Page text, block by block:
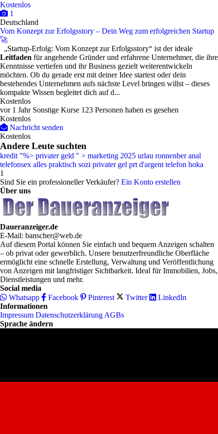
Kostenlos
1
Deutschland
Vom Konzept zur Erfolgsstory – Dein Weg zum erfolgreichen Startup
🚀
„Startup-Erfolg: Vom Konzept zur Erfolgsstory“ ist der ideale
Leitfaden für angehende Gründer und erfahrene Unternehmer, die ihre
Kenntnisse vertiefen und ihr Business gezielt weiterentwickeln
möchten. Ob du gerade erst mit deiner Idee startest oder dein
bestehendes Unternehmen aufs nächste Level bringen willst – dieses
kompakte Wissen begleitet dich auf d...
Kostenlos
vor 1 Jahr Sonstige Kurse 123 Personen haben es gesehen
Kostenlos
Nachricht senden
Kostenlos
Andere Leute suchten
kredit "%> privater geld " > marketing 2025 urlau ronnenber anal
telefonsex alles praktisch sozi privater gel prt d'argent telefon hoka
1
Sind Sie ein professioneller Verkäufer? Ein Konto erstellen
Über uns
Daueranzeiger.de
E-Mail: banscher@web.de
Auf diesem Portal können Sie einfach und bequem Anzeigen schalten
– ob privat oder gewerblich. Unsere benutzerfreundliche Oberfläche
ermöglicht eine schnelle Erstellung, Verwaltung und Veröffentlichung
von Anzeigen mit langfristiger Sichtbarkeit. Ideal für Immobilien, Jobs,
Dienstleistungen und mehr.
Social media
Whatsapp
Facebook Pinterest Twitter
LinkedIn
Informationen
Impressum Datenschutzerklärung AGBs
Sprache ändern